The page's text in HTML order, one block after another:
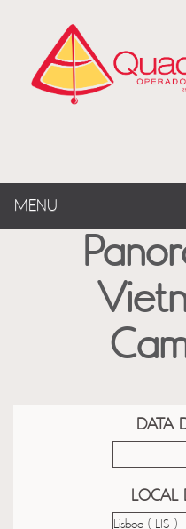
MENU
DATA
LOCAL